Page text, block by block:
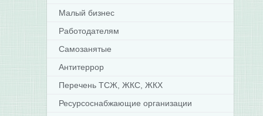
Малый бизнес
Работодателям
Самозанятые
Антитеррор
Перечень ТСЖ, ЖКС, ЖКХ
Ресурсоснабжающие организации